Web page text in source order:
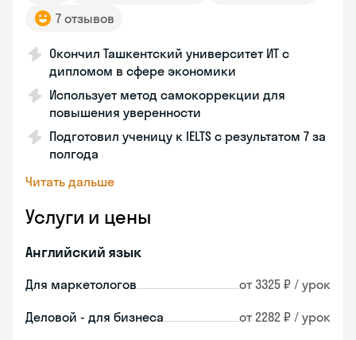
7 отзывов
Окончил Ташкентский университет ИТ с
дипломом в сфере экономики
Использует метод самокоррекции для
повышения уверенности
Подготовил ученицу к IELTS с результатом 7 за
полгода
Читать дальше
Услуги и цены
Английский язык
Для маркетологов от 3325 ₽ / урок
Деловой - для бизнеса от 2282 ₽ / урок